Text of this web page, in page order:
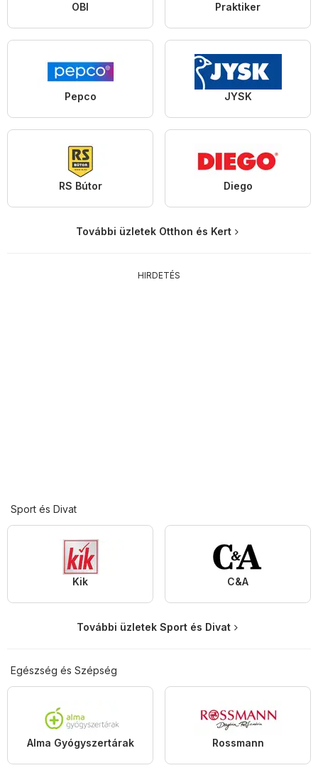
OBI Praktiker
Pepco JYSK
RS Bútor Diego
További üzletek Otthon és Kert
HIRDETÉS
Sport és Divat
Kik C&A
További üzletek Sport és Divat
Egészség és Szépség
Alma Gyógyszertárak Rossmann